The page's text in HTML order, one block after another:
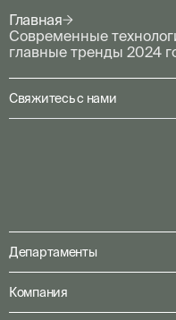
Главная
Современные
главные тренды 2024
Департаменты
Компания
Свяжитесь с нами